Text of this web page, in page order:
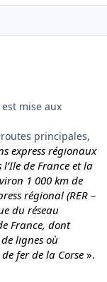
mise aux
principales,
express régionaux
de France et la
1 000 km de
régional (RER –
du réseau
France, dont
lignes où
fer de la Corse ».